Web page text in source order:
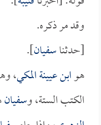
وقد مر ذكره.
[حدثناسفيان].
هوابن عيينة المكي،
الكتب الستة، وسفيان